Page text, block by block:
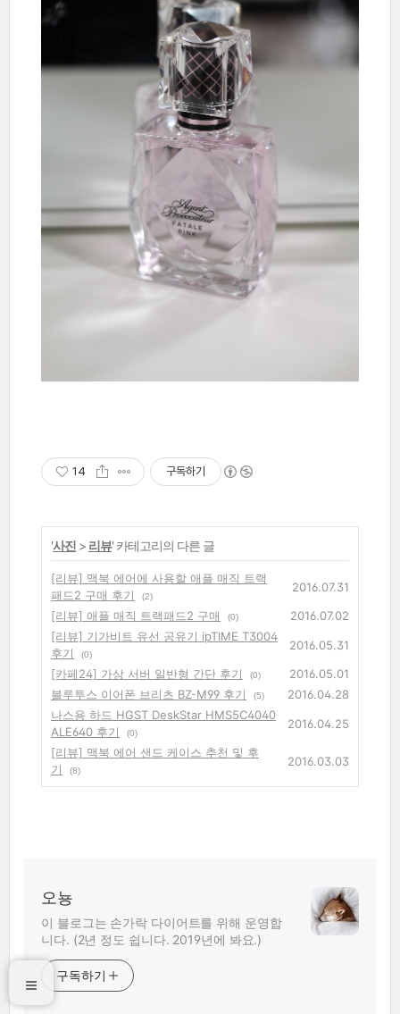
14 구독하기
'사진 > 리뷰' 카테고리의 다른 글
[리뷰] 맥북 에어에 사용할 애플 매직 트랙
패드2 구매 후기
(2)
2016.07.31
[리뷰] 애플 매직 트랙패드2 구매
(0)
2016.07.02
[리뷰] 기가비트 유선 공유기 ipTIME T3004
후기
(0)
2016.05.31
[카페24] 가상 서버 일반형 간단 후기
(0)
2016.05.01
블루투스 이어폰 브리츠 BZ-M99 후기
(5)
2016.04.28
나스용 하드 HGST DeskStar HMS5C4040
ALE640 후기
(0)
2016.04.25
[리뷰] 맥북 에어 샌드 케이스 추천 및 후
기
(8)
2016.03.03
오뇽
이 블로그는 손가락 다이어트를 위해 운영합
니다. (2년 정도 쉽니다. 2019년에 봐요.)
구독하기